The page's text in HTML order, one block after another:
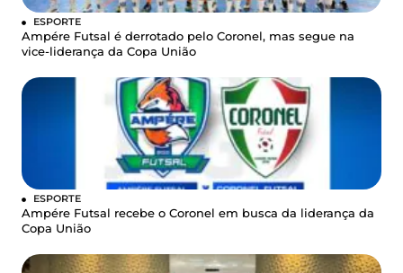
ESPORTE
Ampére Futsal é derrotado pelo Coronel, mas segue na
vice-liderança da Copa União
ESPORTE
Ampére Futsal recebe o Coronel em busca da liderança da
Copa União